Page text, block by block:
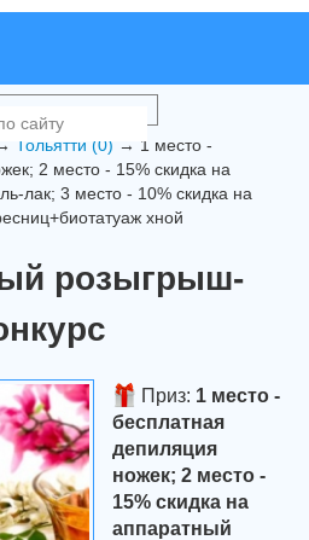
Тольятти (0) → 1 место -
2 место - 15% скидка на
лак; 3 место - 10% скидка на
хной
розыгрыш-
Приз: 1 место -
бесплатная
депиляция
ножек; 2 место -
15% скидка на
аппаратный